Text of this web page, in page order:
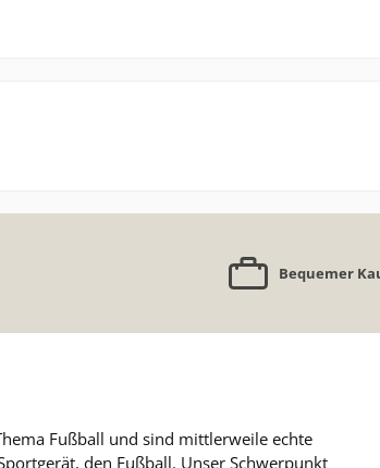
Bequemer
Fußball und sind mittlerweile echte
den Fußball. Unser Schwerpunkt